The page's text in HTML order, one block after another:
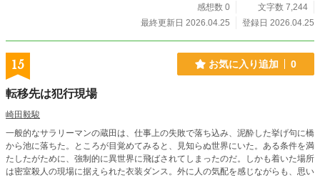
感想数 0
文字数 7,244
最終更新日 2026.04.25
登録日 2026.04.25
15 お気に入り追加 0
転移先は犯行現場
崎田毅駿
一般的なサラリーマンの蔵田は、仕事上の失敗で落ち込み、泥酔した挙げ句に橋
から池に落ちた。ところが目覚めてみると、見知らぬ世界にいた。ある条件を満
たしたがために、強制的に異世界に飛ばされてしまったのだ。しかも着いた場所
は密室殺人の現場に据えられた衣装ダンス。外に人の気配を感じながらも、思い